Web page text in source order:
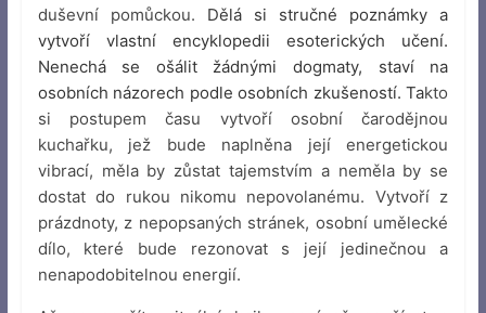
duševní pomůckou. Dělá si stručné poznámky a
vytvoří vlastní encyklopedii esoterických učení.
Nenechá se ošálit žádnými dogmaty, staví na
osobních názorech podle osobních zkušeností. Takto
si postupem času vytvoří osobní čarodějnou
kuchařku, jež bude naplněna její energetickou
vibrací, měla by zůstat tajemstvím a neměla by se
dostat do rukou nikomu nepovolanému. Vytvoří z
prázdnoty, z nepopsaných stránek, osobní umělecké
dílo, které bude rezonovat s její jedinečnou a
nenapodobitelnou energií.